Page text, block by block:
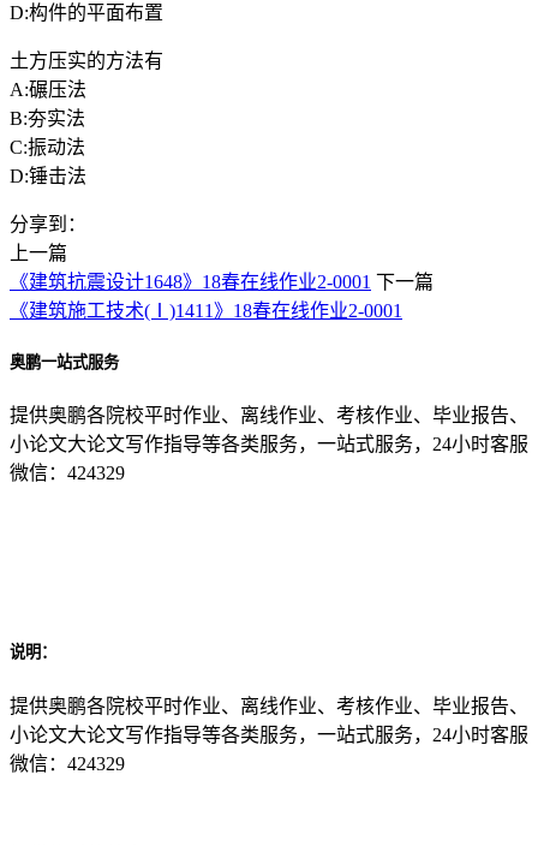
D:构件的平面布置
土方压实的方法有
A:碾压法
B:夯实法
C:振动法
D:锤击法
分享到：
上一篇
《建筑抗震设计1648》18春在线作业2-0001 下一篇
《建筑施工技术(Ⅰ)1411》18春在线作业2-0001
奥鹏一站式服务
提供奥鹏各院校平时作业、离线作业、考核作业、毕业报告、
小论文大论文写作指导等各类服务，一站式服务，24小时客服
微信：424329
说明：
提供奥鹏各院校平时作业、离线作业、考核作业、毕业报告、
小论文大论文写作指导等各类服务，一站式服务，24小时客服
微信：424329